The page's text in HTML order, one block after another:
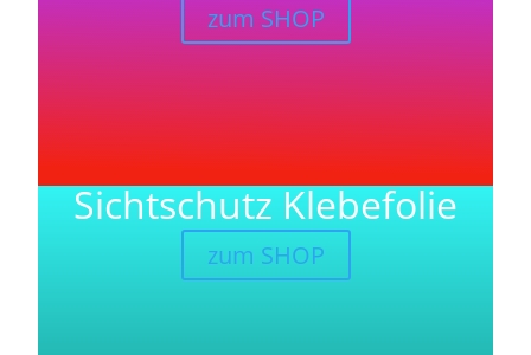
zum SHOP
Sichtschutz Klebefolie
zum SHOP